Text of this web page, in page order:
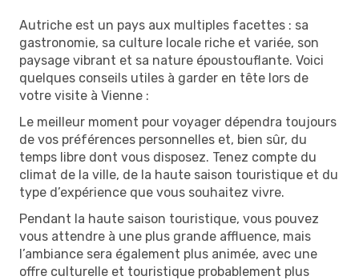
Autriche est un pays aux multiples facettes : sa
gastronomie, sa culture locale riche et variée, son
paysage vibrant et sa nature époustouflante. Voici
quelques conseils utiles à garder en tête lors de
votre visite à Vienne :
Le meilleur moment pour voyager dépendra toujours
de vos préférences personnelles et, bien sûr, du
temps libre dont vous disposez. Tenez compte du
climat de la ville, de la haute saison touristique et du
type d’expérience que vous souhaitez vivre.
Pendant la haute saison touristique, vous pouvez
vous attendre à une plus grande affluence, mais
l’ambiance sera également plus animée, avec une
offre culturelle et touristique probablement plus